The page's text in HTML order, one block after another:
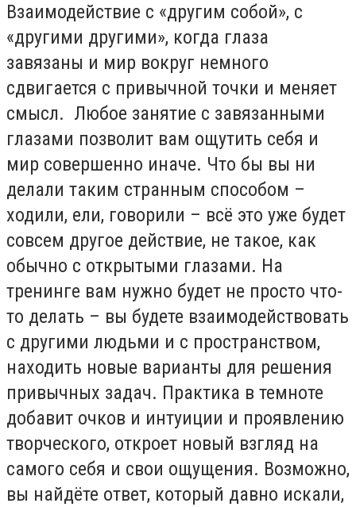
Взаимодействие с «другим собой», с
«другими другими», когда глаза
завязаны и мир вокруг немного
сдвигается с привычной точки и меняет
смысл. Любое занятие с завязанными
глазами позволит вам ощутить себя и
мир совершенно иначе. Что бы вы ни
делали таким странным способом –
ходили, ели, говорили – всё это уже будет
совсем другое действие, не такое, как
обычно с открытыми глазами. На
тренинге вам нужно будет не просто что-
то делать – вы будете взаимодействовать
с другими людьми и с пространством,
находить новые варианты для решения
привычных задач. Практика в темноте
добавит очков и интуиции и проявлению
творческого, откроет новый взгляд на
самого себя и свои ощущения. Возможно,
вы найдёте ответ, который давно искали,